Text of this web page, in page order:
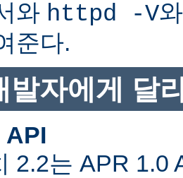
와 httpd -V
준다.
발자에게 달
API
2.2는 APR 1.0